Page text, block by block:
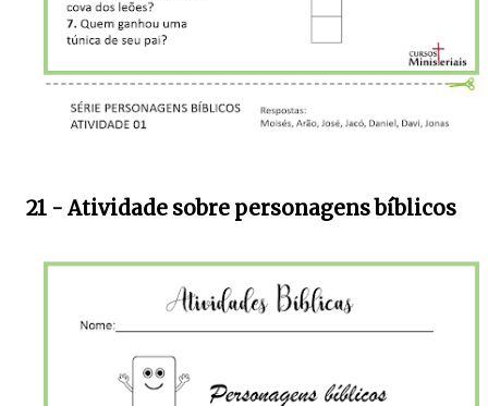
21 - Atividade sobre personagens bíblicos